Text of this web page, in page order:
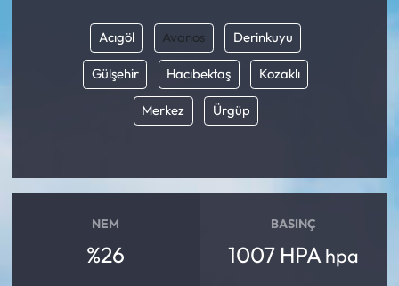
Acıgöl Avanos Derinkuyu
Gülşehir Hacıbektaş Kozaklı
Merkez Ürgüp
NEM
%26
BASINÇ
1007 HPA hpa